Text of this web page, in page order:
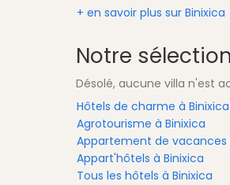
+ en savoir plus sur Binixica
Notre
Désolé, aucune villa n'est
Hôtels de charme à Binixica
Agrotourisme à Binixica
Appartement de vacances
Appart'hôtels à Binixica
Tous les hôtels à Binixica